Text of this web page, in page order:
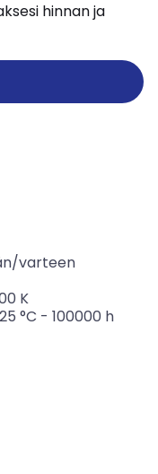
hinnan ja
varteen
K
°C - 100000 h